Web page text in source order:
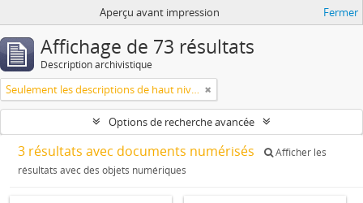
Aperçu avant impression Fermer
Affichage de 73 résultats
Description archivistique
Seulement les descriptions de haut niveau
Options de recherche avancée
3 résultats avec documents numérisés
Afficher les
résultats avec des objets numériques